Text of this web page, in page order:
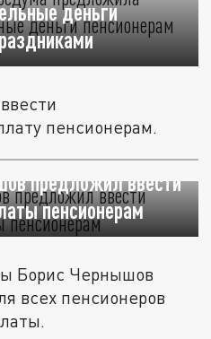
деньги
пенсионерам.
предложил ввести
пенсионерам
Борис Чернышов
всех пенсионеров